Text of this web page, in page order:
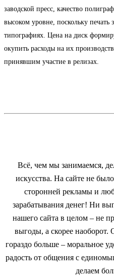
заводской пресс, качество
высоком уровне, поскольку печать
типографиях. Цена на диск
окупить расходы на их
принявшим участие в релизах.
Всё, чем мы занимаемся,
искусства. На сайте не
сторонней рекламы и
зарабатывания денег! Ни
нашего сайта в целом – не
выгоды, а скорее
гораздо больше – моральное
радость от общения с
делаем